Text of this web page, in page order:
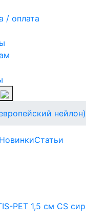
/ оплата
нейлон)
НовинкиСтатьи